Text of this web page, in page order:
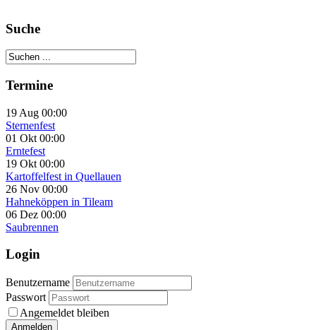
Suche
Termine
19 Aug 00:00
Sternenfest
01 Okt 00:00
Erntefest
19 Okt 00:00
Kartoffelfest in Quellauen
26 Nov 00:00
Hahneköppen in Tileam
06 Dez 00:00
Saubrennen
Login
Benutzername
Passwort
Angemeldet bleiben